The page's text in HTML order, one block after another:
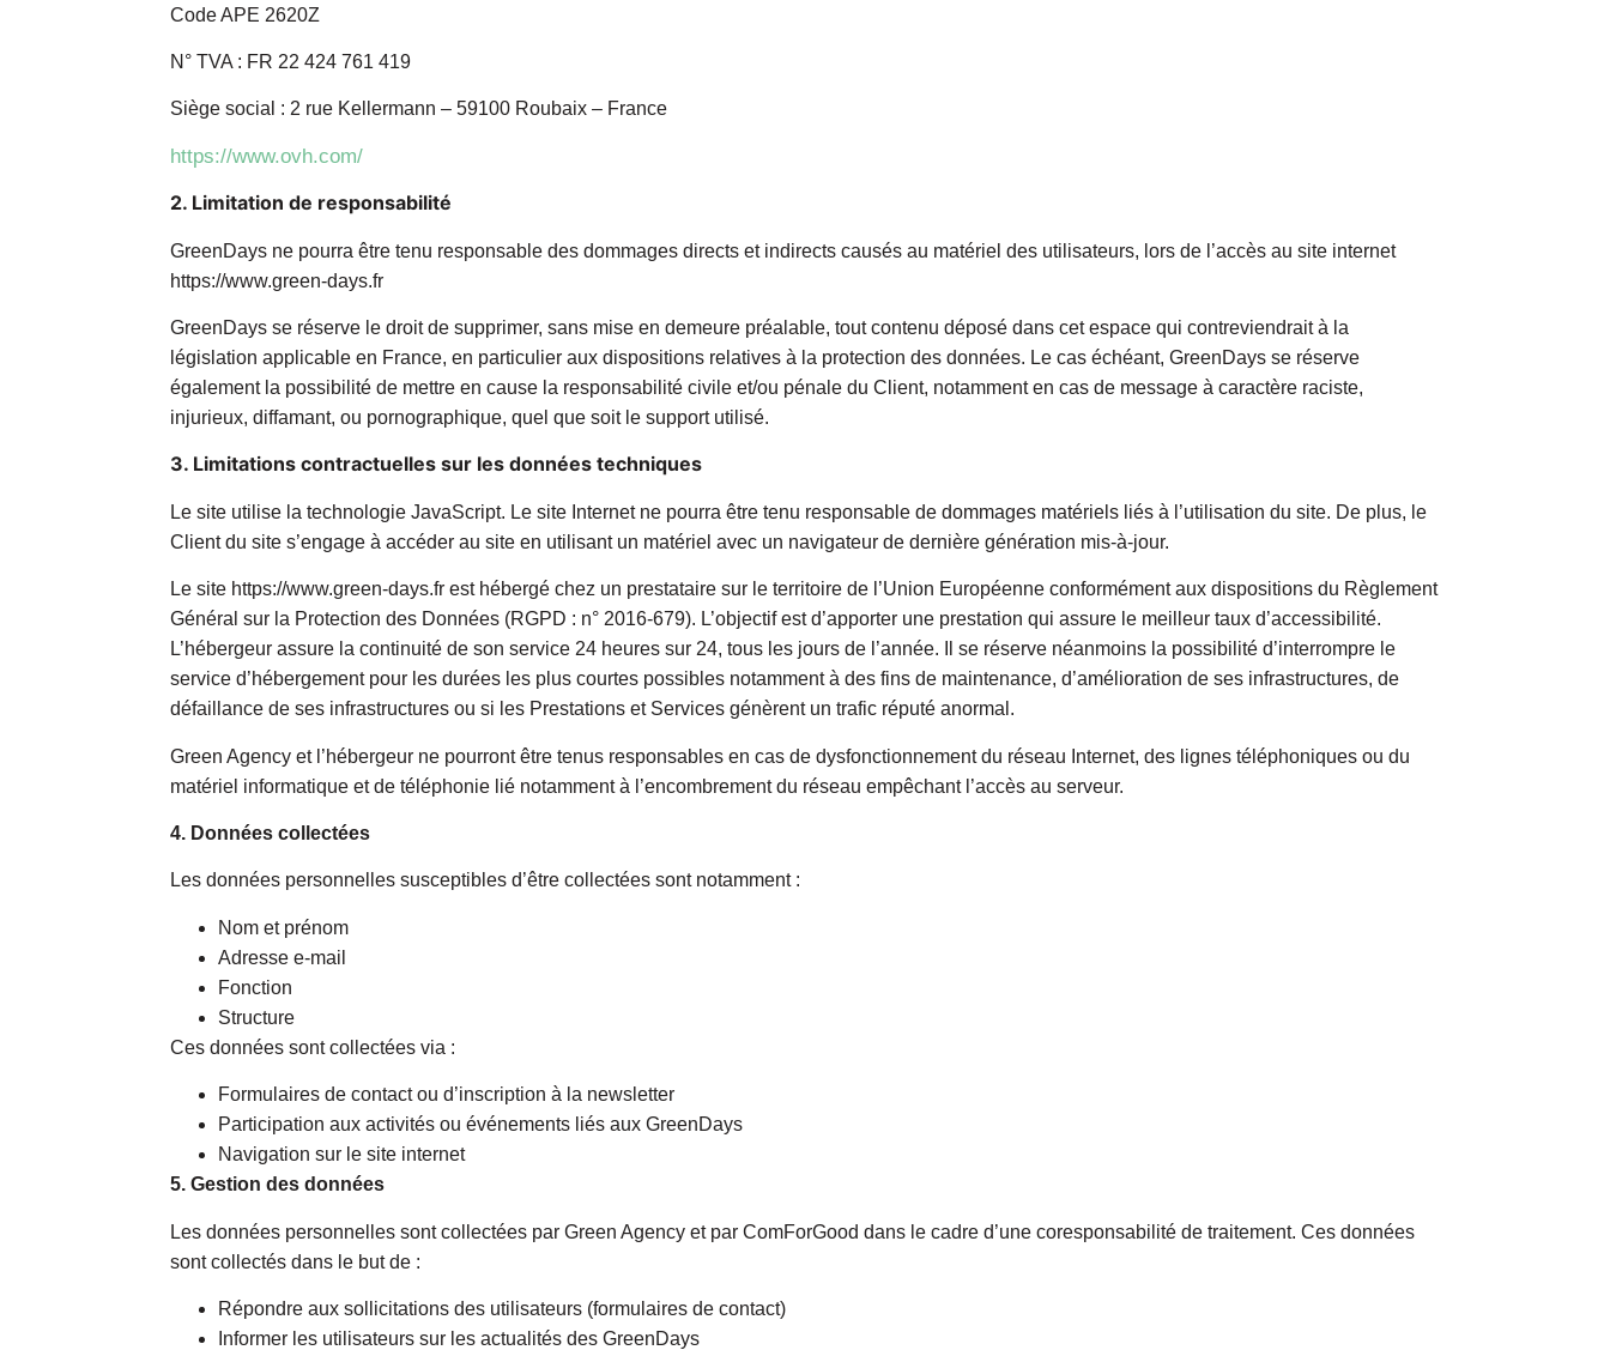
Code APE 2620Z
N° TVA : FR 22 424 761 419
Siège social : 2 rue Kellermann – 59100 Roubaix – France
https://www.ovh.com/
2. Limitation de responsabilité
GreenDays ne pourra être tenu responsable des dommages directs et indirects causés au matériel des utilisateurs, lors de l’accès au site internet
https://www.green-days.fr
GreenDays se réserve le droit de supprimer, sans mise en demeure préalable, tout contenu déposé dans cet espace qui contreviendrait à la
législation applicable en France, en particulier aux dispositions relatives à la protection des données. Le cas échéant, GreenDays se réserve
également la possibilité de mettre en cause la responsabilité civile et/ou pénale du Client, notamment en cas de message à caractère raciste,
injurieux, diffamant, ou pornographique, quel que soit le support utilisé.
3. Limitations contractuelles sur les données techniques
Le site utilise la technologie JavaScript. Le site Internet ne pourra être tenu responsable de dommages matériels liés à l’utilisation du site. De plus, le
Client du site s’engage à accéder au site en utilisant un matériel avec un navigateur de dernière génération mis-à-jour.
Le site https://www.green-days.fr est hébergé chez un prestataire sur le territoire de l’Union Européenne conformément aux dispositions du Règlement
Général sur la Protection des Données (RGPD : n° 2016-679). L’objectif est d’apporter une prestation qui assure le meilleur taux d’accessibilité.
L’hébergeur assure la continuité de son service 24 heures sur 24, tous les jours de l’année. Il se réserve néanmoins la possibilité d’interrompre le
service d’hébergement pour les durées les plus courtes possibles notamment à des fins de maintenance, d’amélioration de ses infrastructures, de
défaillance de ses infrastructures ou si les Prestations et Services génèrent un trafic réputé anormal.
Green Agency et l’hébergeur ne pourront être tenus responsables en cas de dysfonctionnement du réseau Internet, des lignes téléphoniques ou du
matériel informatique et de téléphonie lié notamment à l’encombrement du réseau empêchant l’accès au serveur.
4. Données collectées
Les données personnelles susceptibles d’être collectées sont notamment :
Nom et prénom
Adresse e-mail
Fonction
Structure
Ces données sont collectées via :
Formulaires de contact ou d’inscription à la newsletter
Participation aux activités ou événements liés aux GreenDays
Navigation sur le site internet
5. Gestion des données
Les données personnelles sont collectées par Green Agency et par ComForGood dans le cadre d’une coresponsabilité de traitement. Ces données
sont collectés dans le but de :
Répondre aux sollicitations des utilisateurs (formulaires de contact)
Informer les utilisateurs sur les actualités des GreenDays